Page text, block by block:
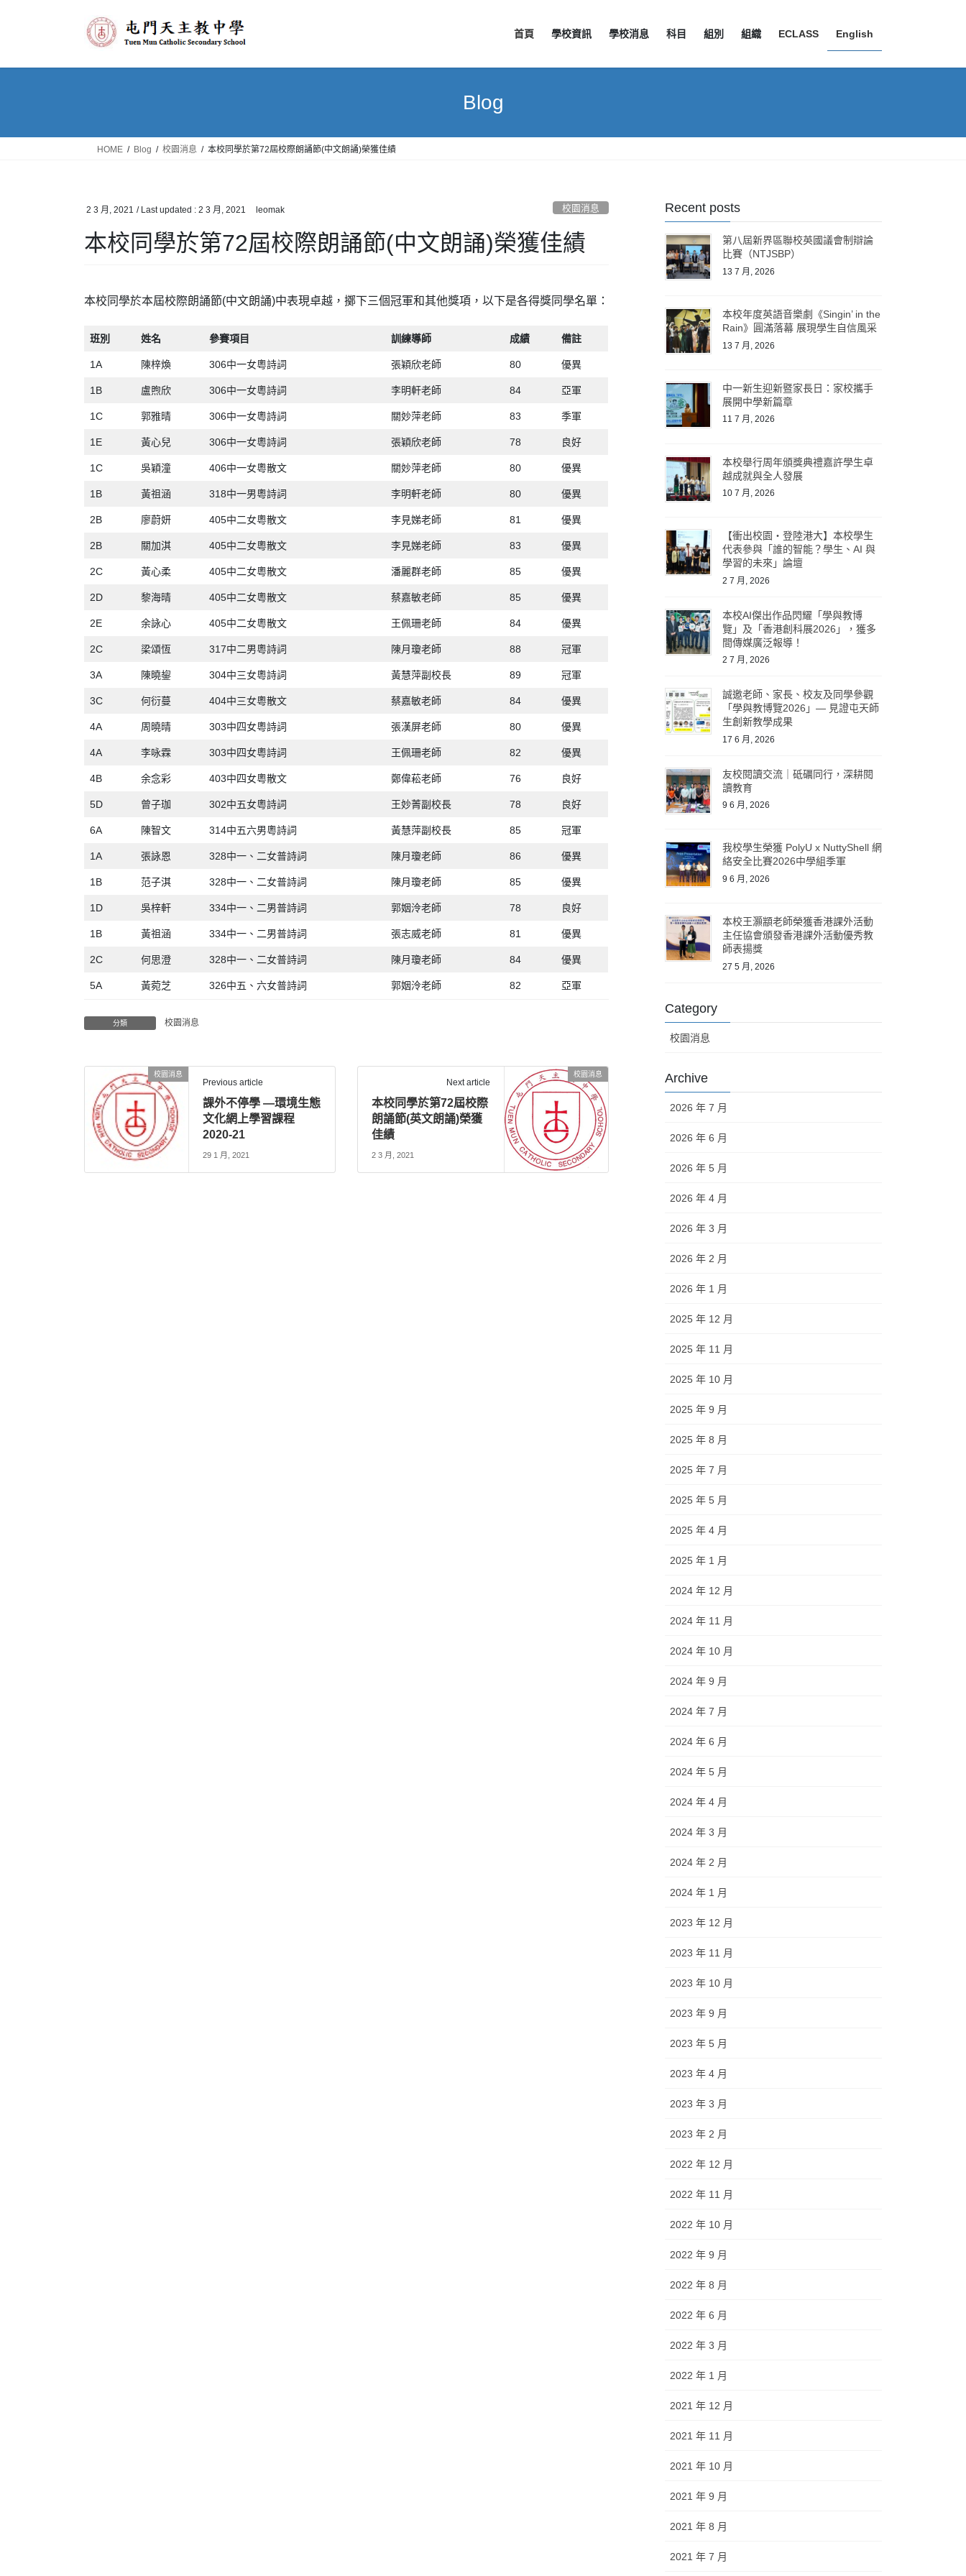
首頁 學校資訊 學校消息 科目 組別 組織 ECLASS English
Blog
HOME Blog 校園消息 本校同學於第72屆校際朗誦節(中文朗誦)榮獲佳績
2 3 月, 2021 / Last updated : 2 3 月, 2021 leomak 校園消息
本校同學於第72屆校際朗誦節(中文朗誦)榮獲佳績
本校同學於本屆校際朗誦節(中文朗誦)中表現卓越，擲下三個冠軍和其他獎項，以下是各得獎同學名單：
班別 姓名 參賽項目 訓練導師 成績 備註
1A 陳梓煥 306中一女粵詩詞 張穎欣老師 80 優異
1B 盧煦欣 306中一女粵詩詞 李明軒老師 84 亞軍
1C 郭雅晴 306中一女粵詩詞 關妙萍老師 83 季軍
1E 黃心兒 306中一女粵詩詞 張穎欣老師 78 良好
1C 吳穎潼 406中一女粵散文 關妙萍老師 80 優異
1B 黃祖涵 318中一男粵詩詞 李明軒老師 80 優異
2B 廖蔚妍 405中二女粵散文 李見娣老師 81 優異
2B 關加淇 405中二女粵散文 李見娣老師 83 優異
2C 黃心柔 405中二女粵散文 潘麗群老師 85 優異
2D 黎海晴 405中二女粵散文 蔡嘉敏老師 85 優異
2E 余詠心 405中二女粵散文 王佩珊老師 84 優異
2C 梁頌恆 317中二男粵詩詞 陳月瓊老師 88 冠軍
3A 陳曉鋆 304中三女粵詩詞 黃慧萍副校長 89 冠軍
3C 何衍蔓 404中三女粵散文 蔡嘉敏老師 84 優異
4A 周曉晴 303中四女粵詩詞 張漢屏老師 80 優異
4A 李咏霖 303中四女粵詩詞 王佩珊老師 82 優異
4B 余念彩 403中四女粵散文 鄭偉菘老師 76 良好
5D 曾子珈 302中五女粵詩詞 王妙菁副校長 78 良好
6A 陳智文 314中五六男粵詩詞 黃慧萍副校長 85 冠軍
1A 張詠恩 328中一、二女普詩詞 陳月瓊老師 86 優異
1B 范子淇 328中一、二女普詩詞 陳月瓊老師 85 優異
1D 吳梓軒 334中一、二男普詩詞 郭姻泠老師 78 良好
1B 黃祖涵 334中一、二男普詩詞 張志威老師 81 優異
2C 何思澄 328中一、二女普詩詞 陳月瓊老師 84 優異
5A 黃菀芝 326中五、六女普詩詞 郭姻泠老師 82 亞軍
分類 校園消息
校園消息
Previous article
課外不停學 —環境生態
文化網上學習課程
2020-21
29 1 月, 2021
校園消息
Next article
本校同學於第72屆校際
朗誦節(英文朗誦)榮獲
佳績
2 3 月, 2021
Recent posts
第八屆新界區聯校英國議會制辯論
比賽（NTJSBP）
13 7 月, 2026
本校年度英語音樂劇《Singin’ in the
Rain》圓滿落幕 展現學生自信風采
13 7 月, 2026
中一新生迎新暨家長日：家校攜手
展開中學新篇章
11 7 月, 2026
本校舉行周年頒獎典禮嘉許學生卓
越成就與全人發展
10 7 月, 2026
【衝出校園・登陸港大】本校學生
代表參與「誰的智能？學生、AI 與
學習的未來」論壇
2 7 月, 2026
本校AI傑出作品閃耀「學與教博
覽」及「香港創科展2026」，獲多
間傳媒廣泛報導！
2 7 月, 2026
誠邀老師、家長、校友及同學參觀
「學與教博覽2026」— 見證屯天師
生創新教學成果
17 6 月, 2026
友校閱讀交流｜砥礪同行，深耕閱
讀教育
9 6 月, 2026
我校學生榮獲 PolyU x NuttyShell 網
絡安全比賽2026中學組季軍
9 6 月, 2026
本校王灝顓老師榮獲香港課外活動
主任協會頒發香港課外活動優秀教
師表揚獎
27 5 月, 2026
Category
校園消息
Archive
2026 年 7 月
2026 年 6 月
2026 年 5 月
2026 年 4 月
2026 年 3 月
2026 年 2 月
2026 年 1 月
2025 年 12 月
2025 年 11 月
2025 年 10 月
2025 年 9 月
2025 年 8 月
2025 年 7 月
2025 年 5 月
2025 年 4 月
2025 年 1 月
2024 年 12 月
2024 年 11 月
2024 年 10 月
2024 年 9 月
2024 年 7 月
2024 年 6 月
2024 年 5 月
2024 年 4 月
2024 年 3 月
2024 年 2 月
2024 年 1 月
2023 年 12 月
2023 年 11 月
2023 年 10 月
2023 年 9 月
2023 年 5 月
2023 年 4 月
2023 年 3 月
2023 年 2 月
2022 年 12 月
2022 年 11 月
2022 年 10 月
2022 年 9 月
2022 年 8 月
2022 年 6 月
2022 年 3 月
2022 年 1 月
2021 年 12 月
2021 年 11 月
2021 年 10 月
2021 年 9 月
2021 年 8 月
2021 年 7 月